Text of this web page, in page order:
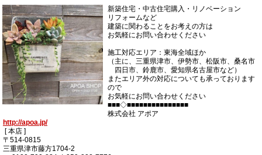
新築住宅・中古住宅購入・リノベーション
リフォームなど
建築に関わることをお考えの方は
お気軽にお問い合わせください
施工対応エリア：東海全域ほか
（主に、三重県津市、伊勢市、松阪市、桑名市
四日市、鈴鹿市、愛知県名古屋市など）
またエリア外の対応についても承っております
ので
お気軽にお問い合わせください
■■■◇■■■■■■■■■■■■■■■
株式会社 アポア
http://apoa.jp/
[ 本店 ]
〒514-0815
三重県津市藤方1704-2